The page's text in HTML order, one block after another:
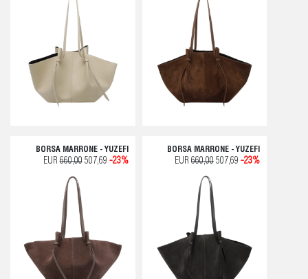
BORSA MARRONE - YUZEFI
EUR660,00507,69 -23%
BORSA MARRONE - YUZEFI
EUR 660,00 507,69 -23%